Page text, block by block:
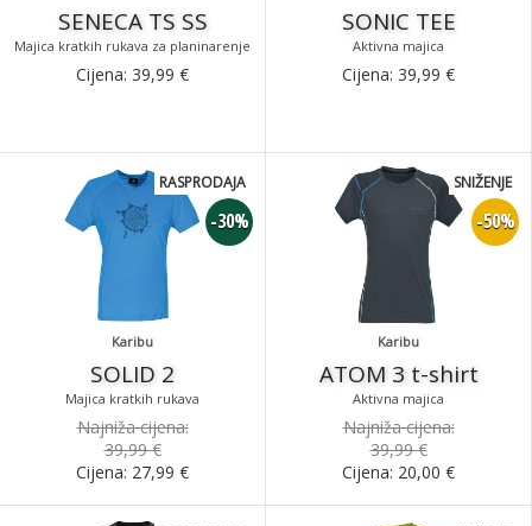
SENECA TS SS
Majica kratkih rukava za planinarenje
Cijena: 39,99 €
SONIC TEE
Aktivna majica
Cijena: 39,99 €
Karibu
SOLID 2
Majica kratkih rukava
-30%
RASPRODAJA
Najniža cijena:
39,99 €
Cijena: 27,99 €
Karibu
ATOM 3 t-shirt
Aktivna majica
-50%
SNIŽENJE
Najniža cijena:
39,99 €
Cijena: 20,00 €